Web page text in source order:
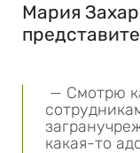
Мария
— Смотрю
какая-то